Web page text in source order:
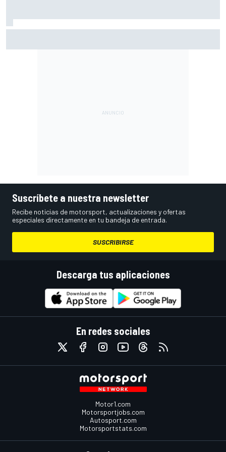
Suscríbete a nuestra newsletter
Recibe noticias de motorsport, actualizaciones y ofertas
especiales directamente en tu bandeja de entrada.
SUSCRIBIRSE
Descarga tus aplicaciones
En redes sociales
Motor1.com
Motorsportjobs.com
Autosport.com
Motorsportstats.com